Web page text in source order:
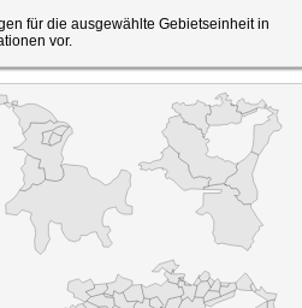
für die ausgewählte Gebietseinheit in
vor.